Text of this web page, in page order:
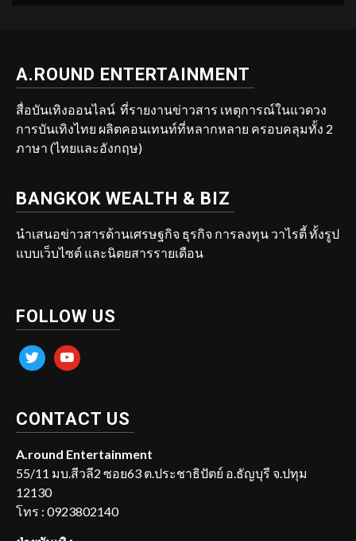
A.ROUND ENTERTAINMENT
สื่อบันเทิงออนไลน์ ที่รายงานข่าวสาร เหตุการณ์ในแวดวง
การบันเทิงไทย ผลิตคอนเทนท์ที่หลากหลาย ครอบคลุมทั้ง 2
ภาษา (ไทยและอังกฤษ)
BANGKOK WEALTH & BIZ
นำเสนอข่าวสารด้านเศรษฐกิจ ธุรกิจ การลงทุน วาไรตี้ ทั้งรูป
แบบเว็บไซต์ และนิตยสารรายเดือน
FOLLOW US
twitter youtube
CONTACT US
A.round Entertainment
55/11 มบ.สีวลี2 ซอย63 ต.ประชาธิปัตย์ อ.ธัญบุรี จ.ปทุม
12130
โทร : 0923802140